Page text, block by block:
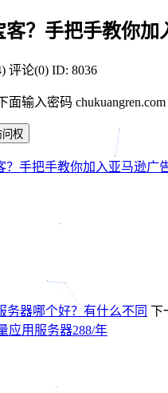
客？手把手教你加
评论(0) ID: 8036
输入密码 chukuangren.com
？手把手教你加入亚马逊广
务器哪个好？有什么不同 下
应用服务器288/年